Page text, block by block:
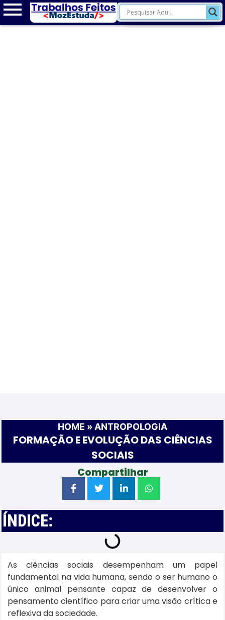
HOME » ANTROPOLOGIA
FORMAÇÃO E EVOLUÇÃO DAS CIÊNCIAS
SOCIAIS
Compartilhar
ÍNDICE:
As ciências sociais desempenham um papel
fundamental na vida humana, sendo o ser humano o
único animal pensante capaz de desenvolver o
pensamento científico para criar uma visão crítica e
reflexiva da sociedade.